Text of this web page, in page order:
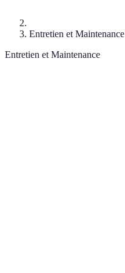
Entretien et Maintenance
Entretien et Maintenance